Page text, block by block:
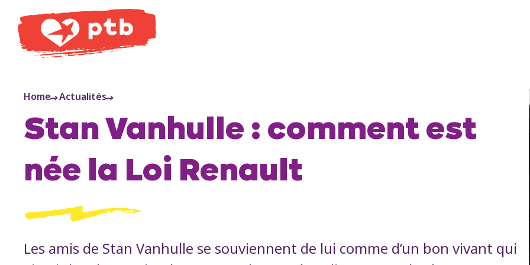
Home Actualités
Stan Vanhulle : comment est
née la Loi Renault
Les amis de Stan Vanhulle se souviennent de lui comme d’un bon vivant qui